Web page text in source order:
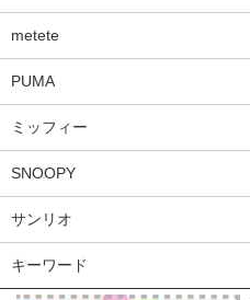
metete
PUMA
ミッフィー
SNOOPY
サンリオ
キーワード